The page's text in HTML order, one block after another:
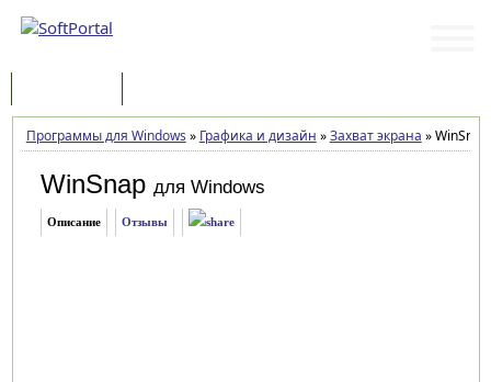
Программы для Windows » Графика и дизайн »Захват экрана »WinSnap
WinSnap для Windows
Описание Отзывы